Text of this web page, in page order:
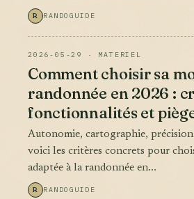
R RANDOGUIDE
2026-05-29 · MATERIEL
Comment choisir sa
randonnée en 2026 :
fonctionnalités et
Autonomie, cartographie, précision GPS, capteurs :
voici les critères concrets pour
adaptée à la randonnée en...
R RANDOGUIDE